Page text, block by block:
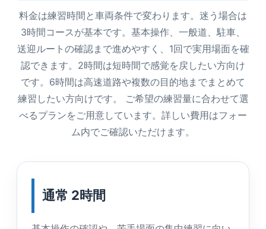
料金は練習時間と車両条件で変わります。迷う場合は
3時間コースが基本です。基本操作、一般道、駐車、
送迎ルートの確認まで進めやすく、1回で実用場面を確
認できます。2時間は短時間で感覚を戻したい方向け
です。6時間は高速道路や複数の目的地までまとめて
練習したい方向けです。 ご希望の練習量に合わせて選
べるプランをご用意しています。詳しい費用はフォー
ム内でご確認いただけます。
通常 2時間